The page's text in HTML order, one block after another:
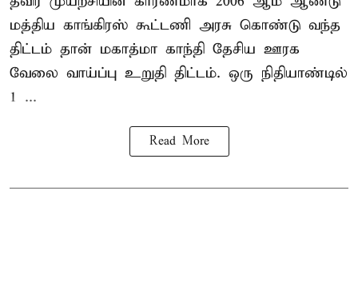
மத்திய காங்கிரஸ் கூட்டணி அரசு கொண்டு வந்த
திட்டம் தான் மகாத்மா காந்தி தேசிய ஊரக
வேலை வாய்ப்பு உறுதி திட்டம். ஒரு நிதியாண்டில்
1 ...
Read More